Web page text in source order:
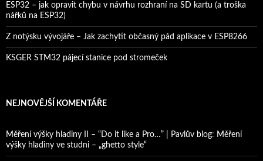
ESP32 – jak opravit chybu v návrhu rozhraní na SD kartu (a troška
nářků na ESP32)
Z notýsku vývojáře – Jak zachytit občasný pád aplikace v ESP8266
KSGER STM32 pájecí stanice pod stromeček
NEJNOVĚJŠÍ KOMENTÁŘE
Měření výšky hladiny II – “Do it like a Pro…” | Pavlův blog: Měření
výšky hladiny ve studni – „ghetto style“